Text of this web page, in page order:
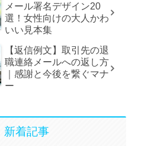
メール署名デザイン20
選！女性向けの大人かわ
いい見本集
【返信例文】取引先の退
職連絡メールへの返し方
｜感謝と今後を繋ぐマナ
ー
新着記事